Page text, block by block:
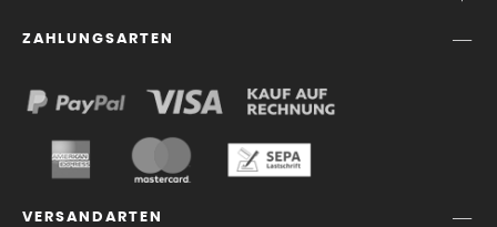
ZAHLUNGSARTEN
VERSANDARTEN